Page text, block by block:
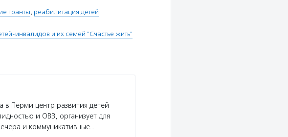
гранты, реабилитация детей
инвалидов и их семей "Счастье жить"
в Перми центр развития детей
и ОВЗ, организует для
и коммуникативные…